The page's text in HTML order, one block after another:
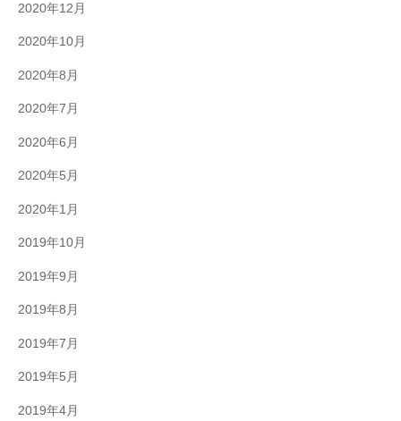
2020年12月
2020年10月
2020年8月
2020年7月
2020年6月
2020年5月
2020年1月
2019年10月
2019年9月
2019年8月
2019年7月
2019年5月
2019年4月